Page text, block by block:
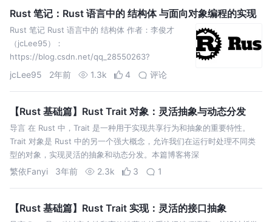
Rust 笔记：Rust 语言中的 结构体 与面向对象编程的实现
Rust 笔记 Rust 语言中的 结构体 作者：李俊才
（jcLee95）：
https://blog.csdn.net/qq_28550263?
spm=1001.2101.3001.5343 邮箱
jcLee95 2年前 1.3k 4 评论
【Rust 基础篇】Rust Trait 对象：灵活抽象与动态分发
导言 在 Rust 中，Trait 是一种用于实现共享行为和抽象的重要特性。
Trait 对象是 Rust 中的另一个强大概念，允许我们在运行时处理不同类
型的对象，实现灵活的抽象和动态分发。本篇博客将深
繁依Fanyi 3年前 2.3k 3 1
【Rust 基础篇】Rust Trait 实现：灵活的接口抽象